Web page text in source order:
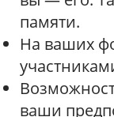
памяти.
На ваших
ваши